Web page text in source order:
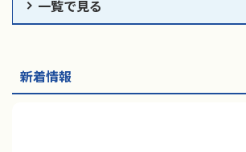
一覧で見る
新着情報